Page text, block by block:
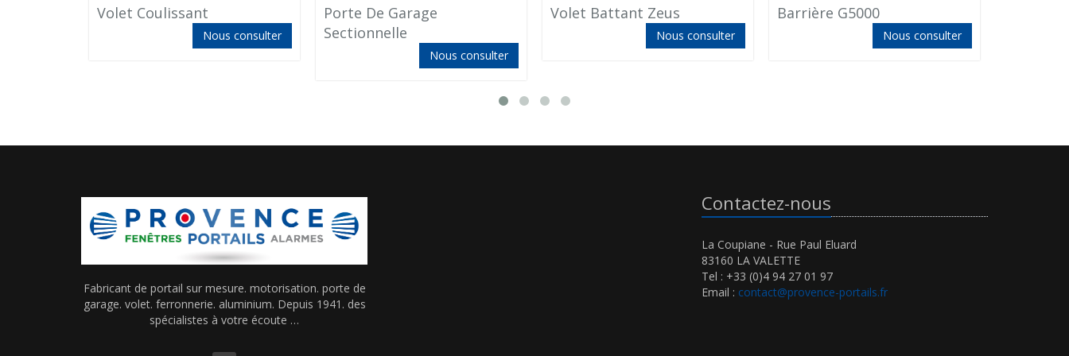
Volet Coulissant
Nous consulter
Porte De Garage
Sectionnelle
Nous consulter
Volet Battant Zeus
Nous consulter
Barrière G5000
Nous consulter
Fabricant de portail sur mesure. motorisation. porte de
garage. volet. ferronnerie. aluminium. Depuis 1941. des
spécialistes à votre écoute …
Contactez-nous
La Coupiane - Rue Paul Eluard
83160 LA VALETTE
Tel : +33 (0)4 94 27 01 97
Email : contact@provence-portails.fr